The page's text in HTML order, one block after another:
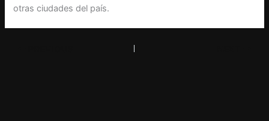
otras ciudades del país.